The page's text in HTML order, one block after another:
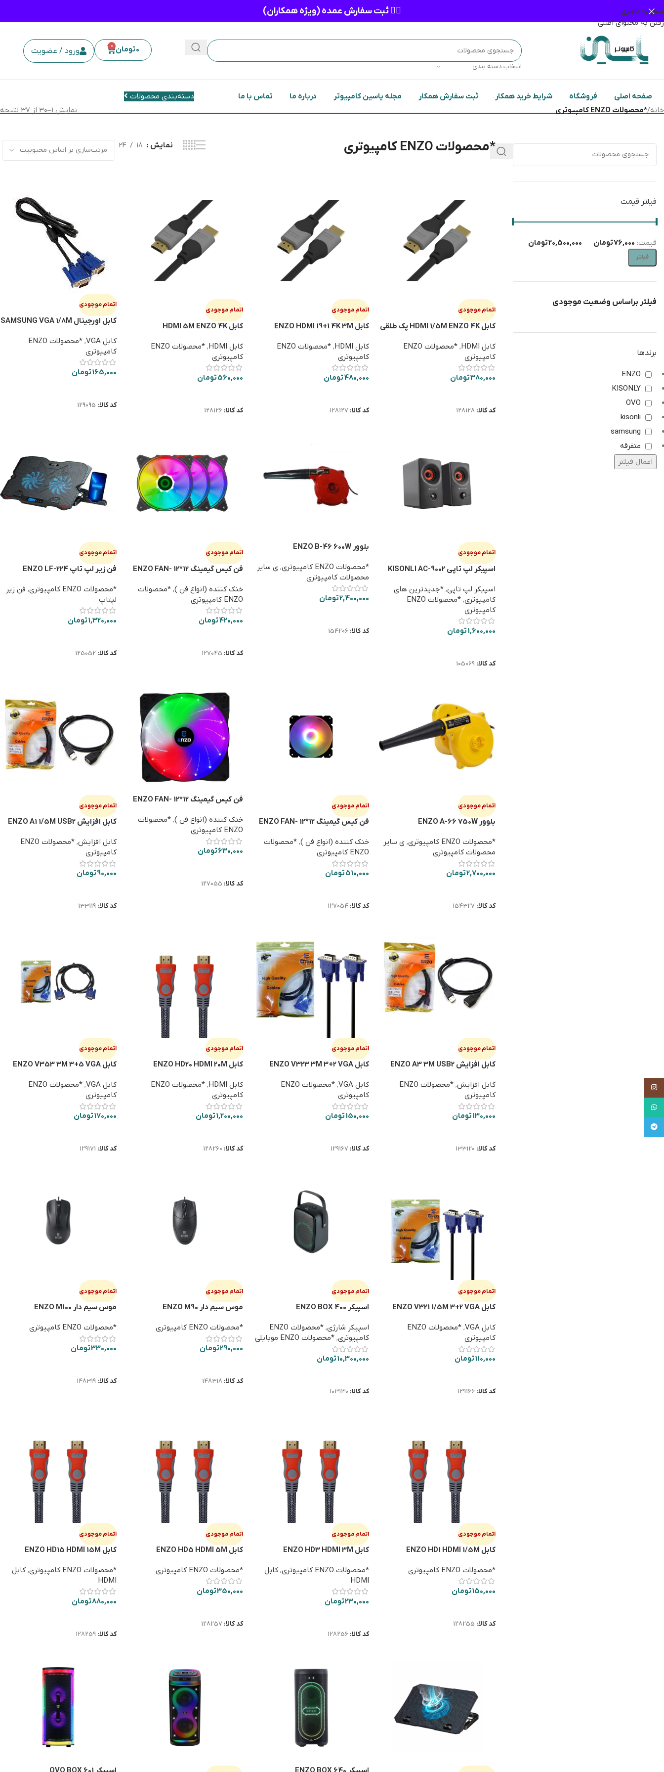
عبور به ناوبری
رفتن به محتوای اصلی
👈🏻 ثبت سفارش عمده (ویژه همکاران)
انتخاب دسته بندی
0تومان 0
ورود / عضویت
صفحه اصلی فروشگاه شرایط خرید همکار ثبت سفارش همکار مجله یاسین کامپیوتر درباره ما تماس با ما
دسته‌بندی محصولات
خانه/*محصولات ENZO کامپیوتری نمایش 1–30 از 37 نتیجه
فیلتر قیمت
فیلتر
قیمت: 76,000 تومان — 20,500,000 تومان
فیلتر براساس وضعیت موجودی
برندها
ENZO
KISONLY
OVO
kisonli
samsung
متفرقه
اعمال فیلتر
*محصولات ENZO کامپیوتری نمایش 18
24
اتمام موجودی
کابل HDMI 1/5M ENZO 4K پک طلقی
کابل HDMI ,
*محصولات ENZO
کامپیوتری
380,000تومان
کد کالا: 128128
اتمام موجودی
کابل ENZO HDMI 19+1 4K 3M
کابل HDMI ,
*محصولات ENZO
کامپیوتری
480,000تومان
کد کالا: 128127
اتمام موجودی
کابل HDMI 5M ENZO 4K
کابل HDMI ,
*محصولات ENZO
کامپیوتری
560,000تومان
کد کالا:128126
اتمام موجودی
کابل اورجینال SAMSUNG VGA 1/8M
کابل VGA ,
*محصولات ENZO
کامپیوتری
165,000تومان
کد کالا: 129095
اتمام موجودی
اسپیکر لپ تاپی KISONLI AC-9002
اسپیکر لپ تاپی, *جدیدترین های
کامپیوتری,
*محصولات ENZO
کامپیوتری
1,600,000تومان
کد کالا: 105069
بلوور ENZO B-46 600W
*محصولات ENZO کامپیوتری , ی سایر
محصولات کامپیوتری
2,400,000تومان
کد کالا: 154206
اتمام موجودی
فن کیس گیمینگ 12*12 ENZO FAN-
خنک کننده (انواع فن ), *محصولات
ENZO کامپیوتری
420,000تومان
کد کالا: 127045
اتمام موجودی
فن زير لپ تاپ ENZO LF-224
*محصولات ENZO کامپیوتری , فن زیر
لپتاپ
1,320,000تومان
کد کالا:125052
اتمام موجودی
بلوور ENZO A-66 750W
*محصولات ENZO کامپیوتری , ی سایر
محصولات کامپیوتری
2,700,000تومان
کد کالا: 154327
اتمام موجودی
فن کیس گیمینگ 12*12 ENZO FAN-
خنک کننده (انواع فن ), *محصولات
ENZO کامپیوتری
510,000تومان
کد کالا: 127054
فن کیس گیمینگ 12*12 ENZO FAN-
خنک کننده (انواع فن ), *محصولات
ENZO کامپیوتری
630,000تومان
کد کالا: 127055
اتمام موجودی
کابل افزایش ENZO A1 1/5M USB2
کابل افزایش,
*محصولات ENZO
کامپیوتری
90,000تومان
کد کالا:133119
اتمام موجودی
کابل افزایش ENZO A3 3M USB2
کابل افزایش,
*محصولات ENZO
کامپیوتری
130,000تومان
کد کالا: 133120
اتمام موجودی
کابل ENZO V323 3M 3+2 VGA
کابل VGA ,
*محصولات ENZO
کامپیوتری
150,000تومان
کد کالا: 129167
اتمام موجودی
کابل ENZO HD20 HDMI 20M
کابل HDMI ,
*محصولات ENZO
کامپیوتری
1,200,000تومان
کد کالا: 128260
اتمام موجودی
کابل ENZO V353 3M 3+5 VGA
کابل VGA ,
*محصولات ENZO
کامپیوتری
170,000تومان
کد کالا: 129171
اتمام موجودی
کابل ENZO V321 1/5M 3+2 VGA
کابل VGA ,
*محصولات ENZO
کامپیوتری
110,000تومان
کد کالا: 129166
اتمام موجودی
اسپیکر ENZO BOX 400
اسپیکر شارژی,
*محصولات ENZO
کامپیوتری, *محصولات ENZO موبایلی
10,300,000تومان
کد کالا: 103130
اتمام موجودی
موس سیم دار ENZO M90
*محصولات ENZO کامپیوتری
290,000تومان
کد کالا: 148318
اتمام موجودی
موس سیم دار ENZO M100
*محصولات ENZO کامپیوتری
330,000تومان
کد کالا:148319
اتمام موجودی
کابل ENZO HD1 HDMI 1/5M
*محصولات ENZO کامپیوتری
150,000تومان
کد کالا: 128255
اتمام موجودی
کابل ENZO HD3 HDMI 3M
*محصولات ENZO کامپیوتری , کابل
HDMI
230,000تومان
کد کالا: 128256
اتمام موجودی
کابل ENZO HD5 HDMI 5M
*محصولات ENZO کامپیوتری
350,000تومان
کد کالا: 128257
اتمام موجودی
کابل ENZO HD15 HDMI 15M
*محصولات ENZO کامپیوتری , کابل
HDMI
880,000تومان
کد کالا:128259